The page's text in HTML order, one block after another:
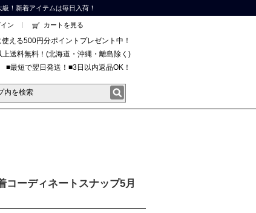
！新着アイテムは毎日入荷！
ン カートを見る
える500円分ポイントプレゼント中！
送料無料！(北海道・沖縄・離島除く)
■最短で翌日発送！■3日以内返品OK！
ーディネートスナップ5月